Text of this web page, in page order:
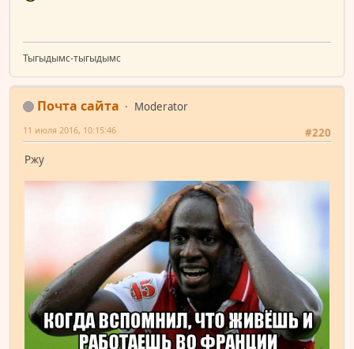
Тыгыдымс-тыгыдымс
Почта сайта
Moderator
#220
11 июля 2016, 10:15:46
Ржу